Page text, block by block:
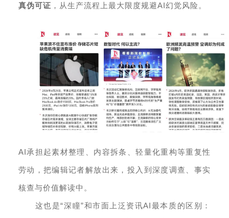
真伪可证 ，从生产流程上最大限度规避AI幻觉风险。
AI承担起素材整理、内容拆条、轻量化重构等重复性
劳动，把编辑记者解放出来，投入到深度调查、事实
核查与价值解读中。
这也是“深瞳”和市面上泛资讯AI最本质的区别：